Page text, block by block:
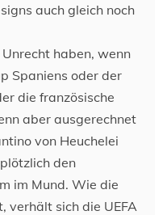
auch gleich noch
haben, wenn
Spaniens oder der
die französische
aber ausgerechnet
von Heuchelei
den
im Mund. Wie die
verhält sich die UEFA